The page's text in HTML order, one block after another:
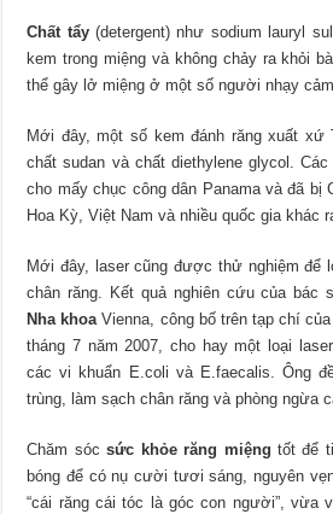
Chất tẩy(detergent) như sodium lauryl
kem trong miệng và không chảy ra khỏi
thể gây lở miệng ở một số người nhạy
Mới đây, một số kem đánh răng xuất xứ
chất sudan và chất diethylene glycol.
cho mấy chục công dân Panama và đã bị
Hoa Kỳ, Việt Nam và nhiều quốc gia khác
Mới đây, laser cũng được thử nghiệm để
chân răng. Kết quả nghiên cứu của bác
Nha khoaVienna, công bố trên tạp chí
tháng 7 năm 2007, cho hay một loại
các vi khuẩn E.coli và E.faecalis. Ông
trùng, làm sạch chân răng và phòng ngừa
Chăm sócsức khỏe răng miệng tốt để
bóng để có nụ cười tươi sáng, nguyên
“cái răng cái tóc là góc con người”, vừa